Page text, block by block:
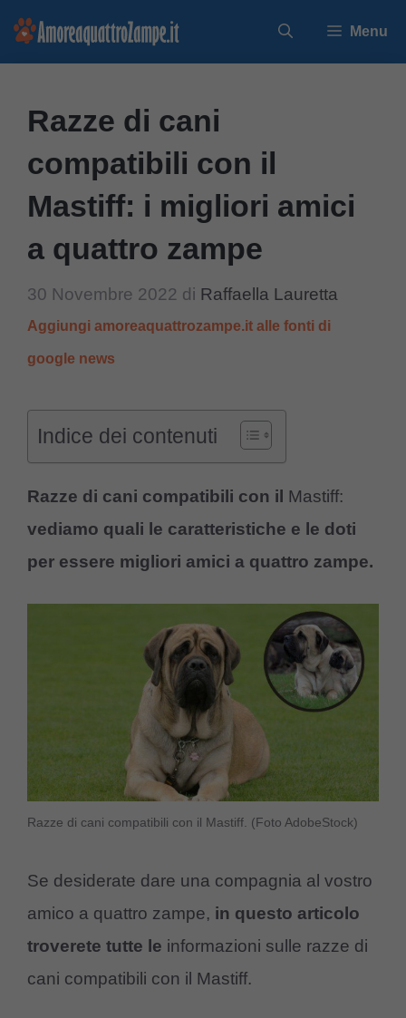
Vai
Menu
Razze di cani
compatibili con il
Mastiff: i migliori amici
a quattro zampe
30 Novembre 2022 di Raffaella Lauretta
Aggiungi amoreaquattrozampe.it alle fonti di
google news
Indice dei contenuti
Razze di cani compatibili con il Mastiff:
vediamo quali le caratteristiche e le doti
per essere migliori amici a quattro zampe.
Razze di cani compatibili con il Mastiff. (Foto AdobeStock)
Se desiderate dare una compagnia al vostro
amico a quattro zampe, in questo articolo
troverete tutte le informazioni sulle razze di
cani compatibili con il Mastiff.